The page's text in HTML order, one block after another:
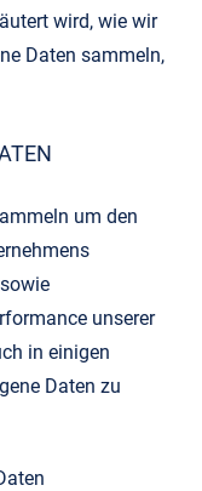
wird, wie wir
Daten sammeln,
um den
unserer
in einigen
Daten zu